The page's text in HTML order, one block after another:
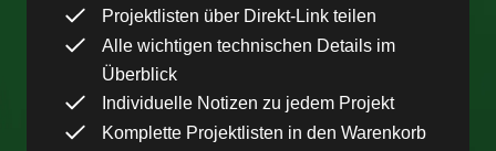
Projektlisten über Direkt-Link teilen
Alle wichtigen technischen Details im
Überblick
Individuelle Notizen zu jedem Projekt
Komplette Projektlisten in den Warenkorb